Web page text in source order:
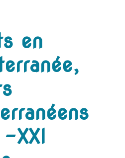
en